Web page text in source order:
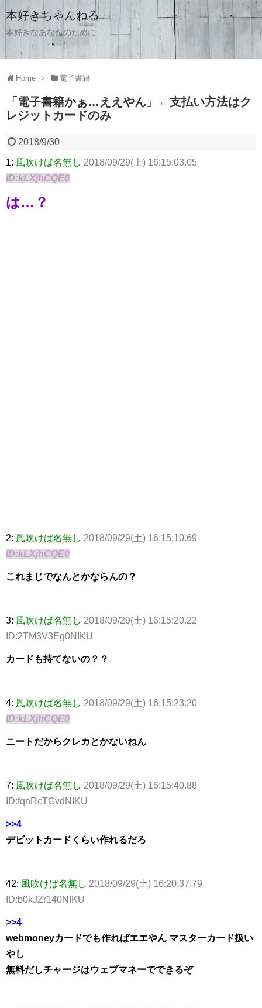
本好きちゃんねる
本好きなあなたのために
Home 電子書籍
「電子書籍かぁ…ええやん」←支払い方法はク
レジットカードのみ
2018/9/30
1: 風吹けば名無し 2018/09/29(土) 16:15:03.05
ID:kLXjhCQE0
は…？
2: 風吹けば名無し 2018/09/29(土) 16:15:10.69
ID:kLXjhCQE0
これまじでなんとかならんの？
3: 風吹けば名無し 2018/09/29(土) 16:15:20.22
ID:2TM3V3Eg0NIKU
カードも持てないの？？
4: 風吹けば名無し 2018/09/29(土) 16:15:23.20
ID:kLXjhCQE0
ニートだからクレカとかないねん
7: 風吹けば名無し 2018/09/29(土) 16:15:40.88
ID:fqnRcTGvdNIKU
>>4
デビットカードくらい作れるだろ
42: 風吹けば名無し 2018/09/29(土) 16:20:37.79
ID:b0kJZr140NIKU
>>4
webmoneyカードでも作ればエエやん マスターカード扱い
やし
無料だしチャージはウェブマネーでできるぞ